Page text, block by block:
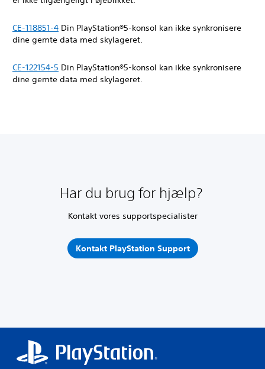
CE-118851-4 Din PlayStation®5-konsol kan ikke synkronisere
dine gemte data med skylageret.
CE-122154-5 Din PlayStation®5-konsol kan ikke synkronisere
dine gemte data med skylageret.
Har du brug for hjælp?
Kontakt vores supportspecialister
Kontakt PlayStation Support